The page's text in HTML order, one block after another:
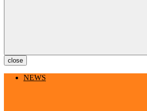
close
NEWS